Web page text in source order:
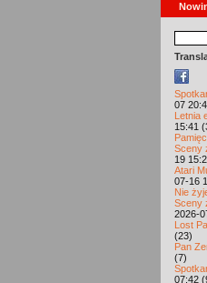
07
Letnia
15:41
Sceny
19
Atari
07-16
Nie
Sceny
2026-
Lost
(23)
Pan
(7)
07:42